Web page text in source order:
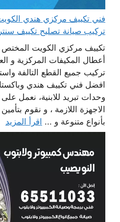
تركيب صيانة تصليح تكييف
تكييف مركزي الكويت المختص
أعطال المكيفات المركزية و
تركيب جميع القطع التالفة
افضل فني تكييف هندي
وحدات تبريد للابنية، نعمل
الاجهزة اللازمة ، و نقوم
بأنواع متنوعة و ... اقرأ المزيد